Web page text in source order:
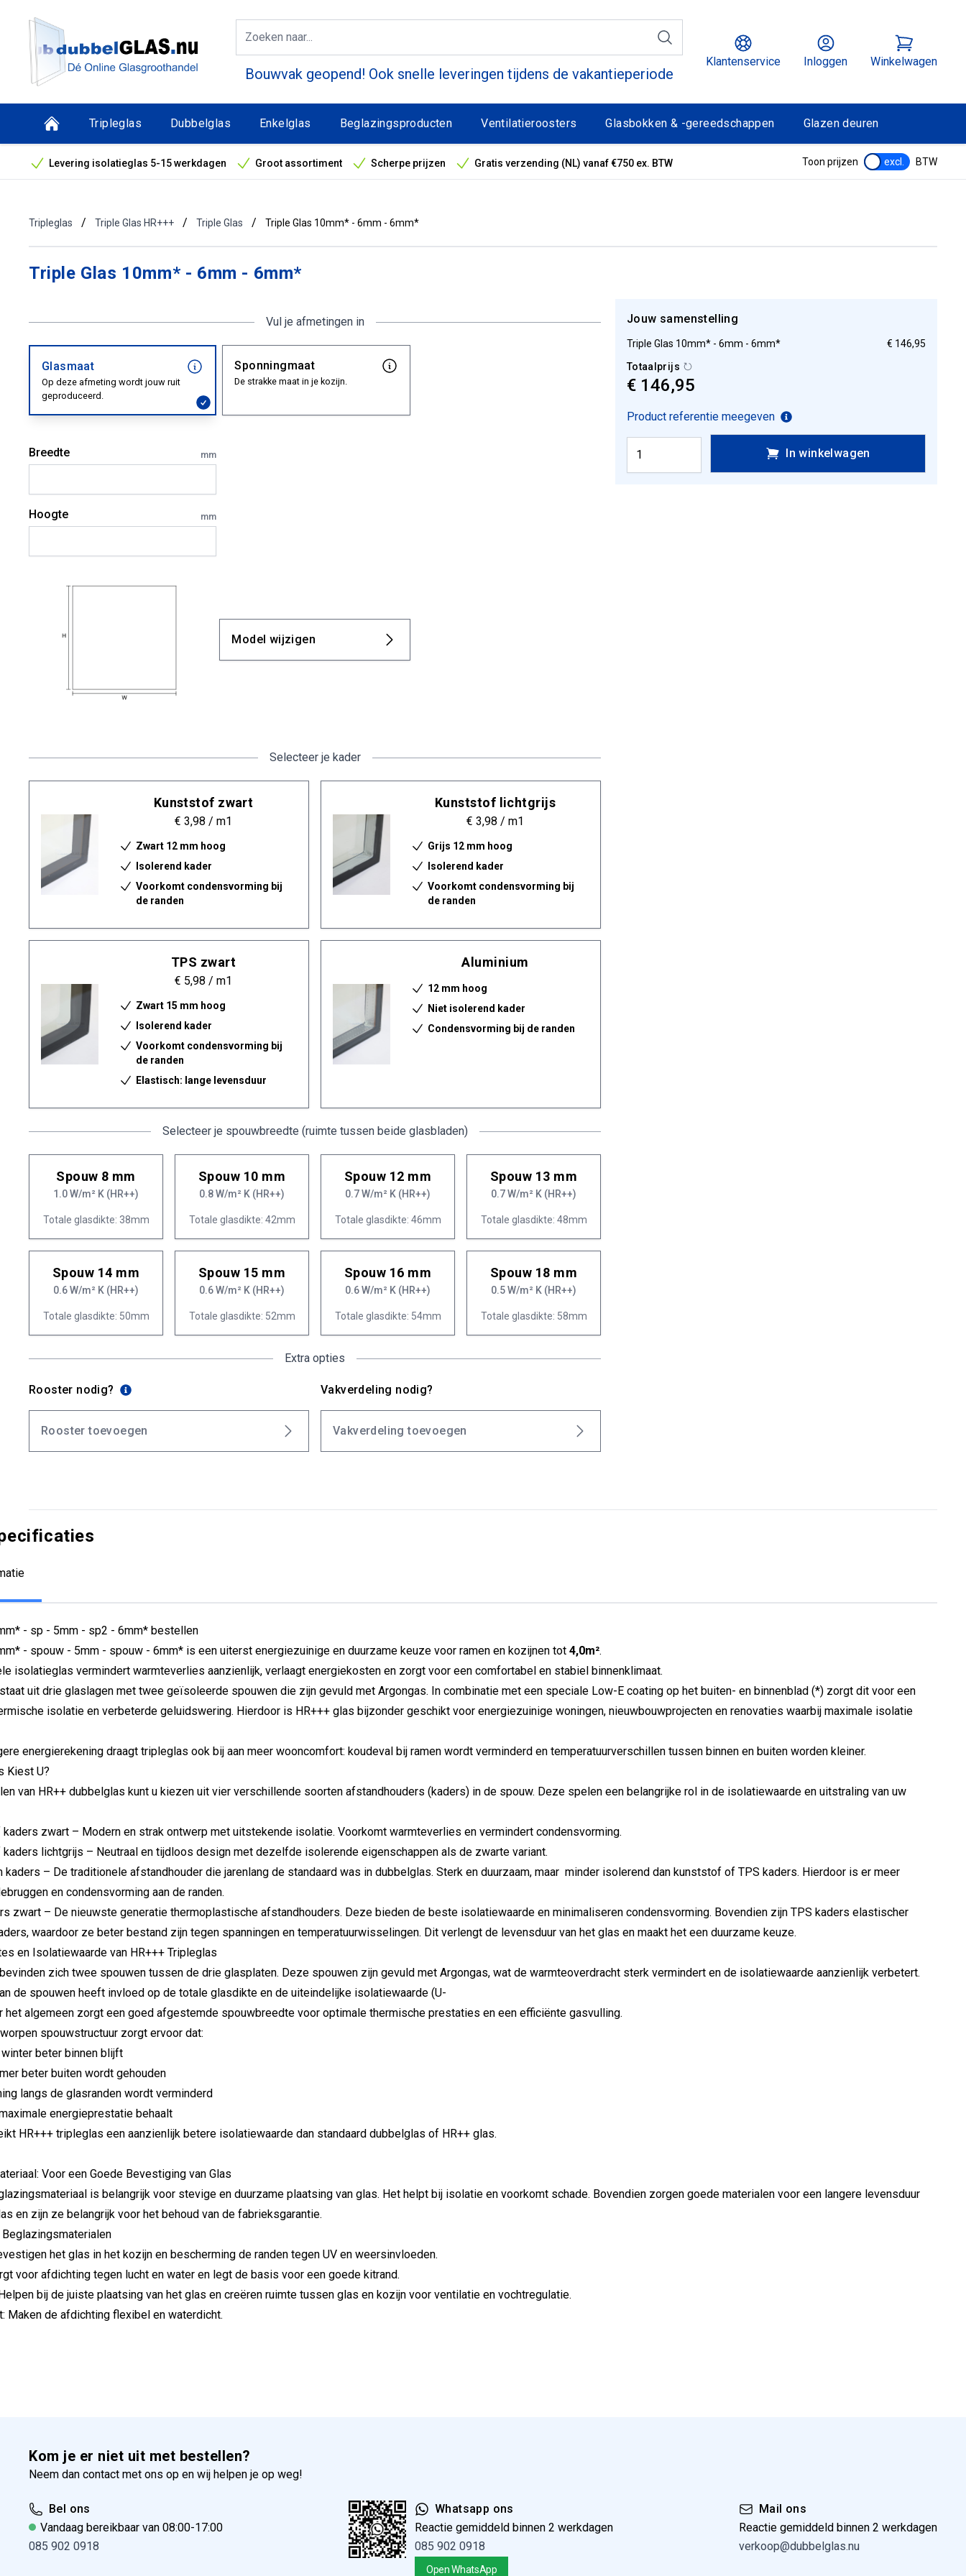
Bouwvak geopend! Ook snelle leveringen tijdens de vakantieperiode
Klantenservice Inloggen Winkelwagen
Tripleglas Dubbelglas Enkelglas Beglazingsproducten Ventilatieroosters Glasbokken & -gereedschappen Glazen deuren
Levering isolatieglas 5-15 werkdagen Groot assortiment Scherpe prijzen
Gratis verzending (NL) vanaf €750 ex. BTW
Bouwvak geopend! Óók snelle leveringen tijdens de vakantieperiode
Toon prijzen excl. BTW
Tripleglas / Triple Glas HR+++ / Triple Glas / Triple Glas 10mm* - 6mm - 6mm*
Triple Glas 10mm* - 6mm - 6mm*
Vul je afmetingen in
Glasmaat
Op deze afmeting wordt jouw ruit
geproduceerd.
Sponningmaat
De strakke maat in je kozijn.
Breedte mm
Hoogte mm
Model wijzigen
Selecteer je kader
Kunststof zwart
€ 3,98 / m1
Zwart 12 mm hoog
Isolerend kader
Voorkomt condensvorming bij
de randen
Kunststof lichtgrijs
€ 3,98 / m1
Grijs 12 mm hoog
Isolerend kader
Voorkomt condensvorming bij
de randen
TPS zwart
€ 5,98 / m1
Zwart 15 mm hoog
Isolerend kader
Voorkomt condensvorming bij
de randen
Elastisch: lange levensduur
Aluminium
12 mm hoog
Niet isolerend kader
Condensvorming bij de randen
Selecteer je spouwbreedte (ruimte tussen beide glasbladen)
Spouw 8 mm
1.0 W/m² K (HR++)
Totale glasdikte: 38mm
Spouw 10 mm
0.8 W/m² K (HR++)
Totale glasdikte: 42mm
Spouw 12 mm
0.7 W/m² K (HR++)
Totale glasdikte: 46mm
Spouw 13 mm
0.7 W/m² K (HR++)
Totale glasdikte: 48mm
Spouw 14 mm
0.6 W/m² K (HR++)
Totale glasdikte: 50mm
Spouw 15 mm
0.6 W/m² K (HR++)
Totale glasdikte: 52mm
Spouw 16 mm
0.6 W/m² K (HR++)
Totale glasdikte: 54mm
Spouw 18 mm
0.5 W/m² K (HR++)
Totale glasdikte: 58mm
Extra opties
Rooster nodig?
Rooster toevoegen
Vakverdeling nodig?
Vakverdeling toevoegen
Jouw samenstelling
Triple Glas 10mm* - 6mm - 6mm*
€ 146,95
Totaalprijs
€ 146,95
Product referentie meegeven
In winkelwagen
- sp - 5mm - sp2 - 6mm* bestellen
- spouw - 5mm - spouw - 6mm* is een uiterst energiezuinige en duurzame keuze voor ramen en kozijnen tot 4,0m².
isolatieglas vermindert warmteverlies aanzienlijk, verlaagt energiekosten en zorgt voor een comfortabel en stabiel binnenklimaat.
uit drie glaslagen met twee geïsoleerde spouwen die zijn gevuld met Argongas. In combinatie met een speciale Low-E coating op het buiten- en binnenblad (*) zorgt dit voor een
isolatie en verbeterde geluidswering. Hierdoor is HR+++ glas bijzonder geschikt voor energiezuinige woningen, nieuwbouwprojecten en renovaties waarbij maximale isolatie
energierekening draagt tripleglas ook bij aan meer wooncomfort: koudeval bij ramen wordt verminderd en temperatuurverschillen tussen binnen en buiten worden kleiner.
Kiest U?
van HR++ dubbelglas kunt u kiezen uit vier verschillende soorten afstandhouders (kaders) in de spouw. Deze spelen een belangrijke rol in de isolatiewaarde en uitstraling van uw
zwart – Modern en strak ontwerp met uitstekende isolatie. Voorkomt warmteverlies en vermindert condensvorming.
lichtgrijs – Neutraal en tijdloos design met dezelfde isolerende eigenschappen als de zwarte variant.
kaders – De traditionele afstandhouder die jarenlang de standaard was in dubbelglas. Sterk en duurzaam, maar minder isolerend dan kunststof of TPS kaders. Hierdoor is er meer
en condensvorming aan de randen.
zwart – De nieuwste generatie thermoplastische afstandhouders. Deze bieden de beste isolatiewaarde en minimaliseren condensvorming. Bovendien zijn TPS kaders elastischer
waardoor ze beter bestand zijn tegen spanningen en temperatuurwisselingen. Dit verlengt de levensduur van het glas en maakt het een duurzame keuze.
en Isolatiewaarde van HR+++ Tripleglas
zich twee spouwen tussen de drie glasplaten. Deze spouwen zijn gevuld met Argongas, wat de warmteoverdracht sterk vermindert en de isolatiewaarde aanzienlijk verbetert.
de spouwen heeft invloed op de totale glasdikte en de uiteindelijke isolatiewaarde (U-
het algemeen zorgt een goed afgestemde spouwbreedte voor optimale thermische prestaties en een efficiënte gasvulling.
spouwstructuur zorgt ervoor dat:
beter binnen blijft
beter buiten wordt gehouden
langs de glasranden wordt verminderd
energieprestatie behaalt
HR+++ tripleglas een aanzienlijk betere isolatiewaarde dan standaard dubbelglas of HR++ glas.
Voor een Goede Bevestiging van Glas
is belangrijk voor stevige en duurzame plaatsing van glas. Het helpt bij isolatie en voorkomt schade. Bovendien zorgen goede materialen voor een langere levensduur
en zijn ze belangrijk voor het behoud van de fabrieksgarantie.
het glas in het kozijn en bescherming de randen tegen UV en weersinvloeden.
voor afdichting tegen lucht en water en legt de basis voor een goede kitrand.
bij de juiste plaatsing van het glas en creëren ruimte tussen glas en kozijn voor ventilatie en vochtregulatie.
: Maken de afdichting flexibel en waterdicht.
Kom je er niet uit met bestellen?
Neem dan contact met ons op en wij helpen je op weg!
Bel ons
Vandaag bereikbaar van 08:00-17:00
085 902 0918
Whatsapp ons
Reactie gemiddeld binnen 2 werkdagen
085 902 0918
Open WhatsApp
Mail ons
Reactie gemiddeld binnen 2 werkdagen
verkoop@dubbelglas.nu